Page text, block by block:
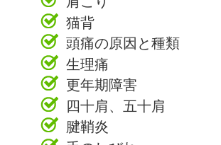
猫背
頭痛の原因と種類
生理痛
更年期障害
四十肩、五十肩
腱鞘炎